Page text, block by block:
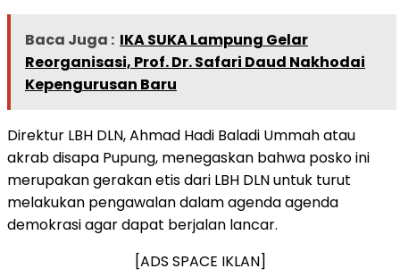
Baca Juga : IKA SUKA Lampung Gelar
Reorganisasi, Prof. Dr. Safari Daud Nakhodai
Kepengurusan Baru
Direktur LBH DLN, Ahmad Hadi Baladi Ummah atau
akrab disapa Pupung, menegaskan bahwa posko ini
merupakan gerakan etis dari LBH DLN untuk turut
melakukan pengawalan dalam agenda agenda
demokrasi agar dapat berjalan lancar.
[ADS SPACE IKLAN]